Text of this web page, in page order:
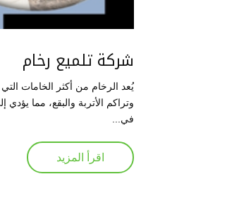
شركة تلميع رخام
يُعد الرخام من أكثر الخامات
وتراكم الأتربة والبقع، مما
في...
اقرأ المزيد